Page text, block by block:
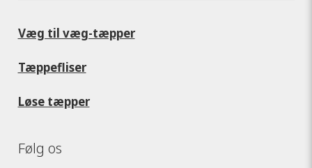
Væg til væg-tæpper
Tæppefliser
Løse tæpper
Følg os